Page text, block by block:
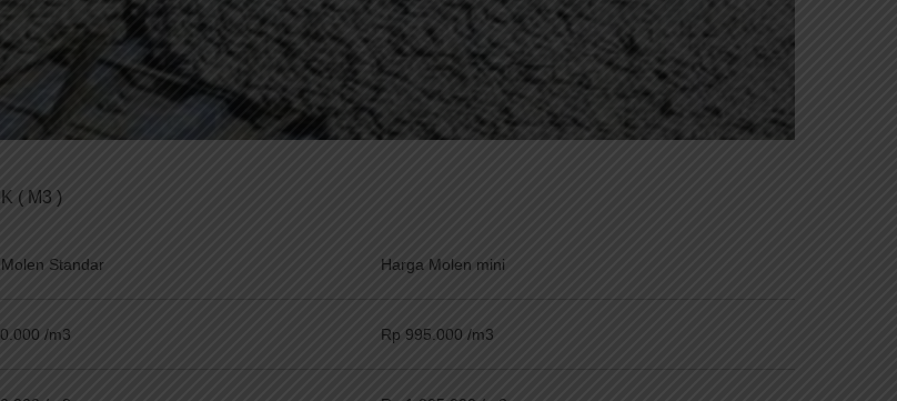
( M3 )
Standar Harga Molen mini
/m3 Rp 995.000 /m3